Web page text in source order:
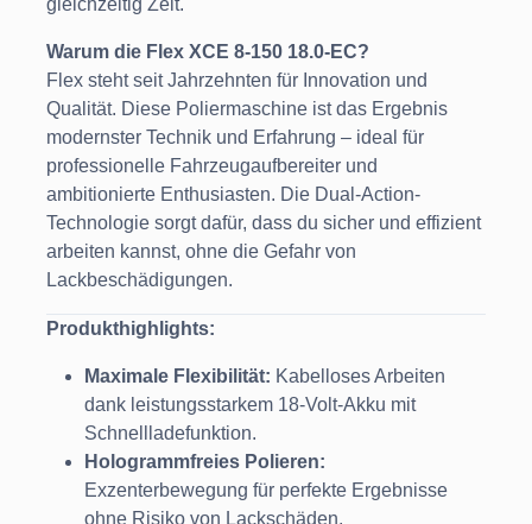
gleichzeitig Zeit.
Warum die Flex XCE 8-150 18.0-EC?
Flex steht seit Jahrzehnten für Innovation und
Qualität. Diese Poliermaschine ist das Ergebnis
modernster Technik und Erfahrung – ideal für
professionelle Fahrzeugaufbereiter und
ambitionierte Enthusiasten. Die Dual-Action-
Technologie sorgt dafür, dass du sicher und effizient
arbeiten kannst, ohne die Gefahr von
Lackbeschädigungen.
Produkthighlights:
Maximale Flexibilität: Kabelloses Arbeiten
dank leistungsstarkem 18-Volt-Akku mit
Schnellladefunktion.
Hologrammfreies Polieren:
Exzenterbewegung für perfekte Ergebnisse
ohne Risiko von Lackschäden.